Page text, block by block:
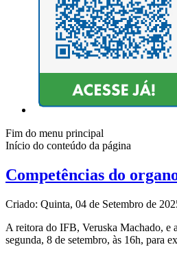
Fim do menu principal
Início do conteúdo da página
Competências do
Criado: Quinta, 04 de Setembro de
A reitora do IFB, Veruska Machado, e
segunda, 8 de setembro, às 16h, para